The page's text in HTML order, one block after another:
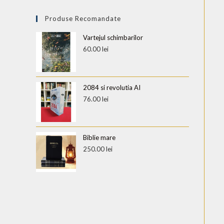
Produse Recomandate
Vartejul schimbarilor
60.00lei
2084 si revolutia AI
76.00lei
Biblie mare
250.00lei